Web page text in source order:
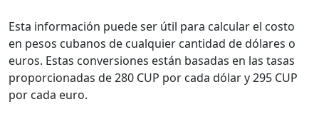
Esta información puede ser útil para calcular el costo
en pesos cubanos de cualquier cantidad de dólares o
euros. Estas conversiones están basadas en las tasas
proporcionadas de 280 CUP por cada dólar y 295 CUP
por cada euro.